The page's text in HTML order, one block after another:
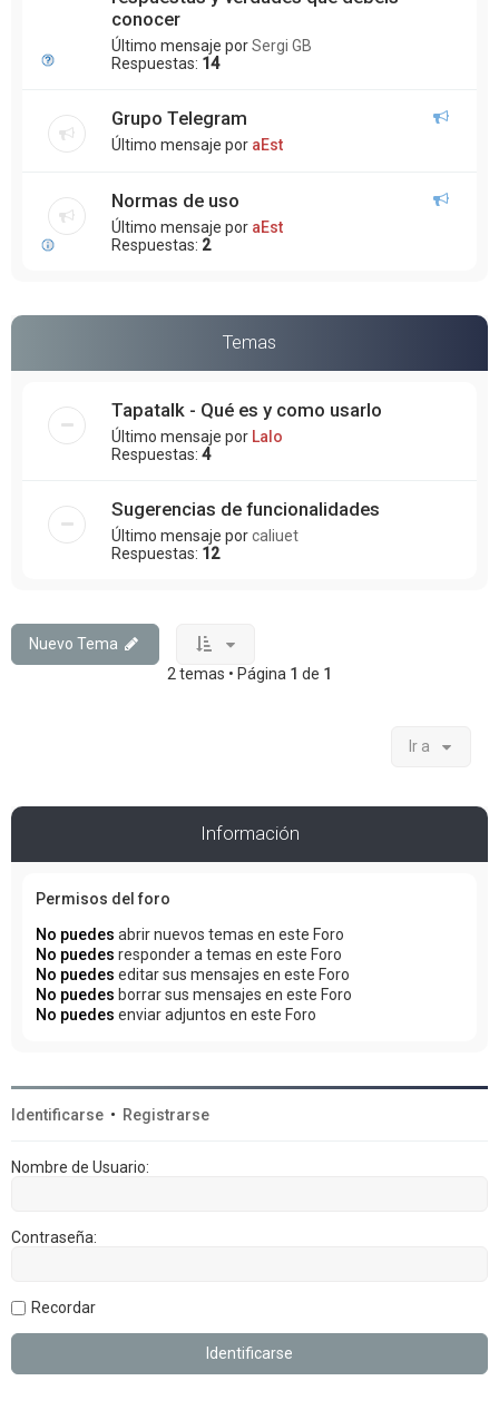
conocer
Último mensaje porSergi GB
Respuestas: 14
Grupo Telegram
Último mensaje por aEst
Normas de uso
Último mensaje por aEst
Respuestas: 2
Temas
Tapatalk - Qué es y como usarlo
Último mensaje por Lalo
Respuestas: 4
Sugerencias de funcionalidades
Último mensaje porcaliuet
Respuestas: 12
Nuevo Tema
2 temas • Página 1 de 1
Ir a
Información
Permisos del foro
No puedes abrir nuevos temas en este Foro
No puedes responder a temas en este Foro
No puedes editar sus mensajes en este Foro
No puedes borrar sus mensajes en este Foro
No puedes enviar adjuntos en este Foro
Identificarse • Registrarse
Nombre de Usuario:
Contraseña:
Recordar